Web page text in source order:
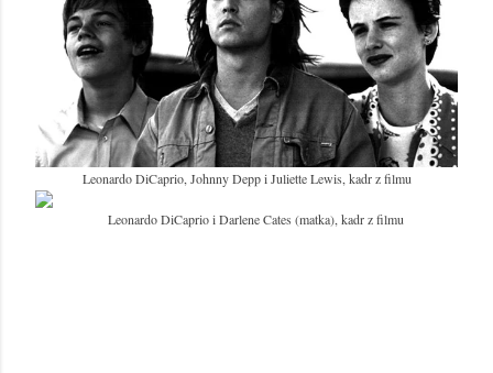
Leonardo DiCaprio, Johnny Depp i Juliette Lewis, kadr z filmu
Leonardo DiCaprio i Darlene Cates (matka), kadr z filmu